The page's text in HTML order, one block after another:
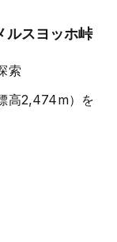
ルスヨッホ峠
索
高2,474m）を